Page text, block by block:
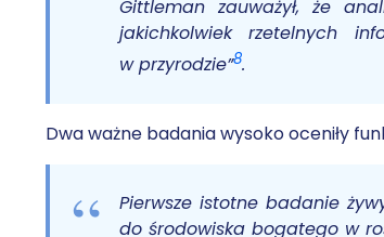
Gittleman zauważył, że
jakichkolwiek rzetelnych
w przyrodzie”8.
Dwa ważne badania wysoko oceniły
Pierwsze istotne badanie
do środowiska bogatego w